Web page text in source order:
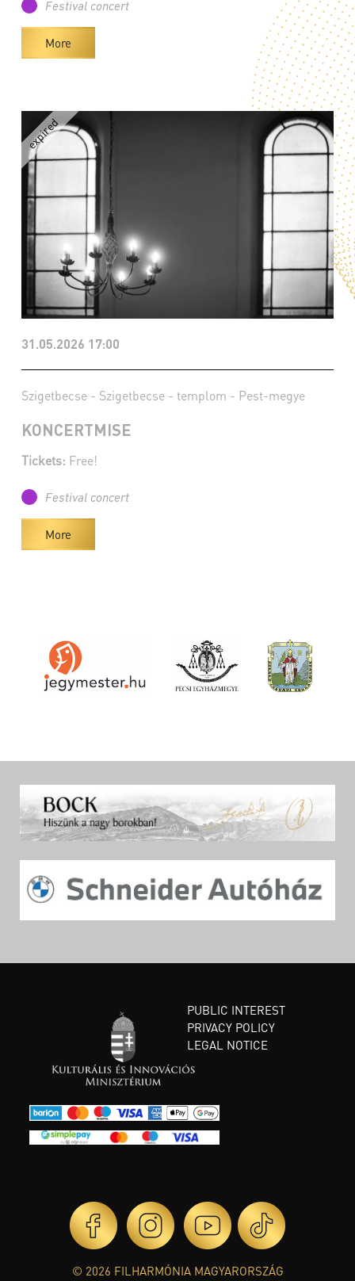
Festival concert
More
31.05.2026 17:00
Szigetbecse - Szigetbecse - templom - Pest-megye
KONCERTMISE
Tickets: Free!
Festival concert
More
PUBLIC INTEREST
PRIVACY POLICY
LEGAL NOTICE
© 2026 FILHARMÓNIA MAGYARORSZÁG